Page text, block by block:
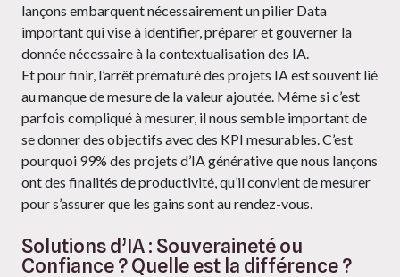
lançons embarquent nécessairement un pilier Data
important qui vise à identifier, préparer et gouverner la
donnée nécessaire à la contextualisation des IA.
Et pour finir, l’arrêt prématuré des projets IA est souvent lié
au manque de mesure de la valeur ajoutée. Même si c’est
parfois compliqué à mesurer, il nous semble important de
se donner des objectifs avec des KPI mesurables. C’est
pourquoi 99% des projets d’IA générative que nous lançons
ont des finalités de productivité, qu’il convient de mesurer
pour s’assurer que les gains sont au rendez-vous.
Solutions d’IA : Souveraineté ou
Confiance ? Quelle est la différence ?